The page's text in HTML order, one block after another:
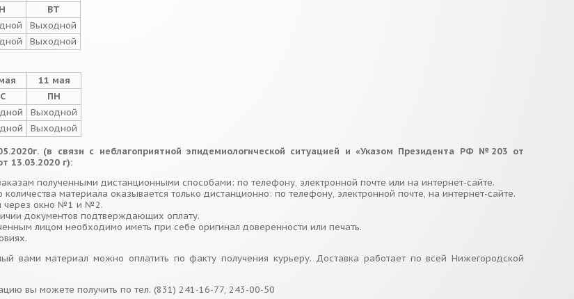
ВТ
Выходной
Выходной
11 мая
ПН
Выходной
Выходной
(в связи с неблагоприятной эпидемиологической ситуацией и «Указом Президента РФ №203 от
13.03.2020 г):
полученными дистанционными способами: по телефону, электронной почте или на интернет-сайте.
материала оказывается только дистанционно: по телефону, электронной почте, на интернет-сайте.
через окно №1 и №2.
документов подтверждающих оплату.
лицом необходимо иметь при себе оригинал доверенности или печать.
вами материал можно оплатить по факту получения курьеру. Доставка работает по всей Нижегородской
вы можете получить по тел. (831) 241-16-77, 243-00-50